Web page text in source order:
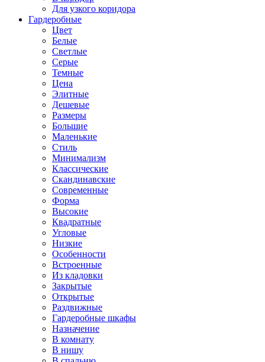
Для узкого коридора
Гардеробные
Цвет
Белые
Светлые
Серые
Темные
Цена
Элитные
Дешевые
Размеры
Большие
Маленькие
Стиль
Минимализм
Классические
Скандинавские
Современные
Форма
Высокие
Квадратные
Угловые
Низкие
Особенности
Встроенные
Из кладовки
Закрытые
Открытые
Раздвижные
Гардеробные шкафы
Назначение
В комнату
В нишу